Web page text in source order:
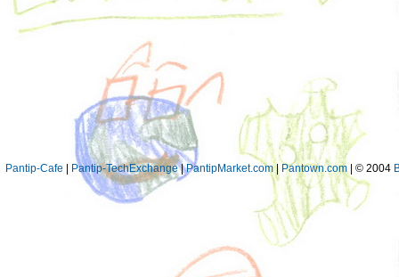
Pantip-Cafe Pantip-TechExchange|PantipMarket.com| Pantown.com| © 2004